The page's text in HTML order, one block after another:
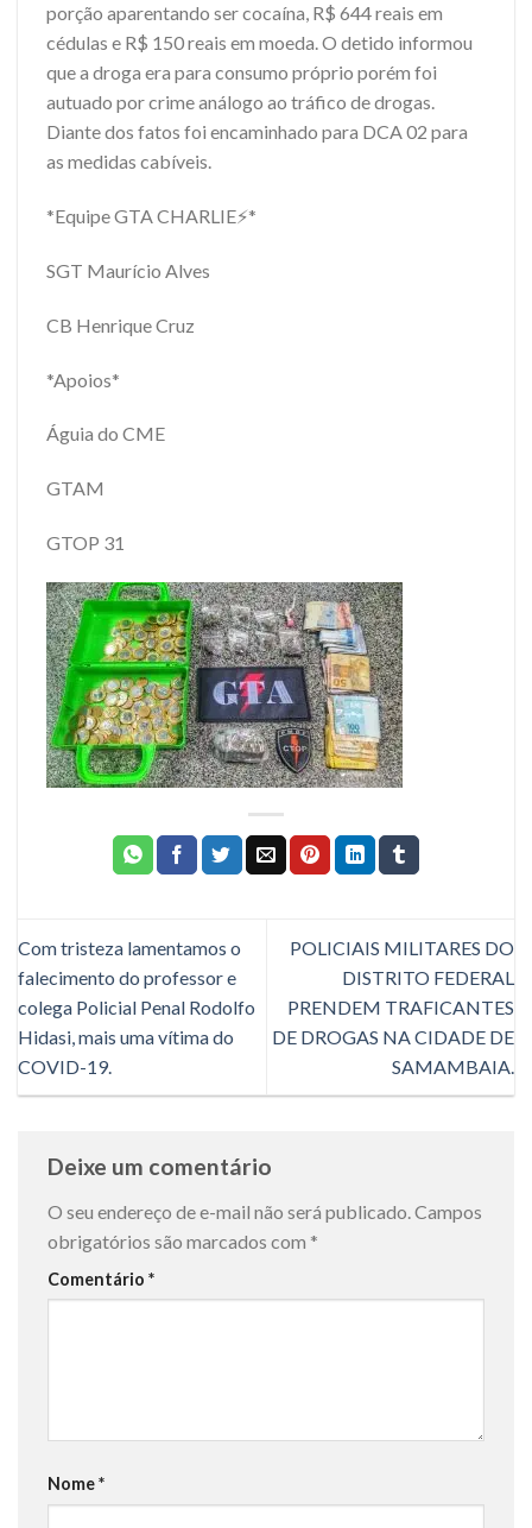
porção aparentando ser cocaína, R$ 644 reais em
cédulas e R$ 150 reais em moeda. O detido informou
que a droga era para consumo próprio porém foi
autuado por crime análogo ao tráfico de drogas.
Diante dos fatos foi encaminhado para DCA 02 para
as medidas cabíveis.
*Equipe GTA CHARLIE⚡*
SGT Maurício Alves
CB Henrique Cruz
*Apoios*
Águia do CME
GTAM
GTOP 31
Com tristeza lamentamos o
falecimento do professor e
colega Policial Penal Rodolfo
Hidasi, mais uma vítima do
COVID-19.
POLICIAIS MILITARES DO
DISTRITO FEDERAL
PRENDEM TRAFICANTES
DE DROGAS NA CIDADE DE
SAMAMBAIA.
Deixe um comentário
O seu endereço de e-mail não será publicado. Campos
obrigatórios são marcados com *
Comentário *
Nome*